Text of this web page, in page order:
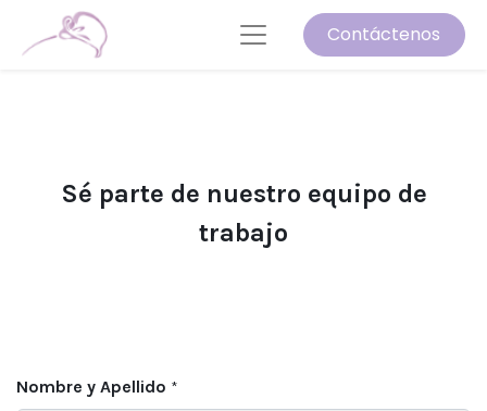
Contáctenos
Sé parte de nuestro equipo de
trabajo
Nombre y Apellido *